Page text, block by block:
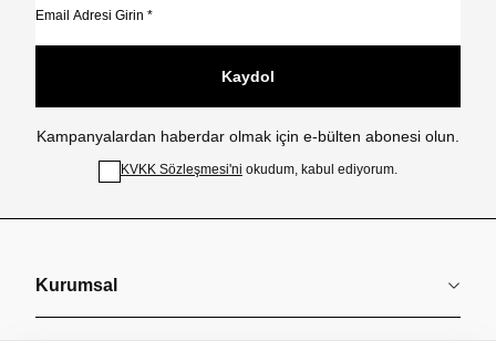
Kaydol
Kampanyalardan haberdar olmak için e-bülten abonesi olun.
KVKK Sözleşmesi'ni okudum, kabul ediyorum.
Kurumsal